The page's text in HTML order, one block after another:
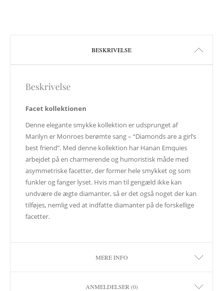
BESKRIVELSE
Beskrivelse
Facet kollektionen
Denne elegante smykke kollektion er udsprunget af
Marilyn er Monroes berømte sang – “Diamonds are a girl’s
best friend”. Med denne kollektion har Hanan Emquies
arbejdet på en charmerende og humoristisk måde med
asymmetriske facetter, der former hele smykket og som
funkler og fanger lyset. Hvis man til gengæld ikke kan
undvære de ægte diamanter, så er det også noget der kan
tilføjes, nemlig ved at indfatte diamanter på de forskellige
facetter.
MERE INFO
ANMELDELSER (0)